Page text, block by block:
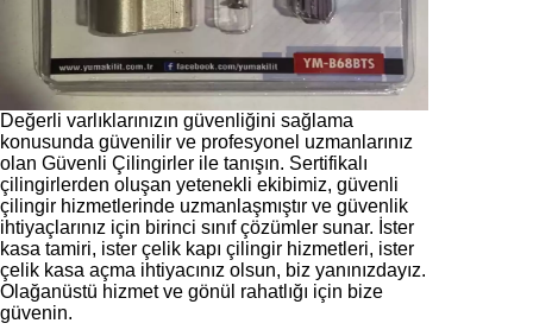
Değerli varlıklarınızın güvenliğini sağlama
konusunda güvenilir ve profesyonel uzmanlarınız
olan Güvenli Çilingirler ile tanışın. Sertifikalı
çilingirlerden oluşan yetenekli ekibimiz, güvenli
çilingir hizmetlerinde uzmanlaşmıştır ve güvenlik
ihtiyaçlarınız için birinci sınıf çözümler sunar. İster
kasa tamiri, ister çelik kapı çilingir hizmetleri, ister
çelik kasa açma ihtiyacınız olsun, biz yanınızdayız.
Olağanüstü hizmet ve gönül rahatlığı için bize
güvenin.